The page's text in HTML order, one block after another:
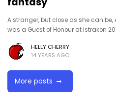
A stranger, but close as she can
was a Guest of Honour at Istrakon
HELLY CHERRY
14 YEARS AGO
More posts